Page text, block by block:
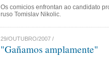
Os comicios enfrontan ao candidato
ruso Tomislav Nikolic.
29/OUTUBRO/2007 /
"Gañamos amplamente"